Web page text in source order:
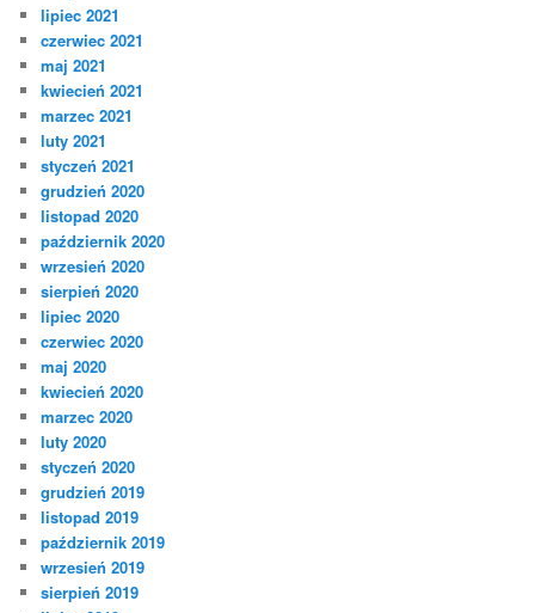
lipiec 2021
czerwiec 2021
maj 2021
kwiecień 2021
marzec 2021
luty 2021
styczeń 2021
grudzień 2020
listopad 2020
październik 2020
wrzesień 2020
sierpień 2020
lipiec 2020
czerwiec 2020
maj 2020
kwiecień 2020
marzec 2020
luty 2020
styczeń 2020
grudzień 2019
listopad 2019
październik 2019
wrzesień 2019
sierpień 2019